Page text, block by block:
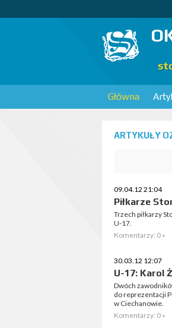
Główna
ARTYKUŁY
09.04.12 21:04
Piłkarze
Trzech piłkarzy
U-17.
Komentarzy: 0 »
30.03.12 12:07
U-17: Karol
Dwóch
do reprezentacji
w Ciechanowie.
Komentarzy: 0 »